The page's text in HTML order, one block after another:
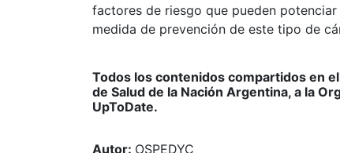
factores de riesgo que pueden
medida de prevención de este tipo de
Todos los contenidos compartidos en
de Salud de la Nación Argentina, a la
UpToDate.
Autor: OSPEDYC